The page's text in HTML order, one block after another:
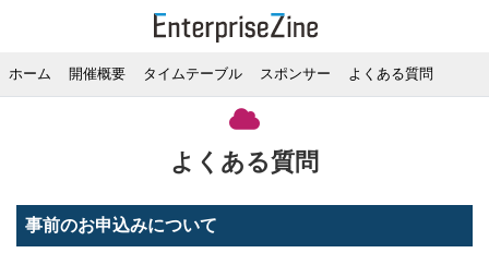
ホーム 開催概要 タイムテーブル スポンサー よくある質問
よくある質問
事前のお申込みについて